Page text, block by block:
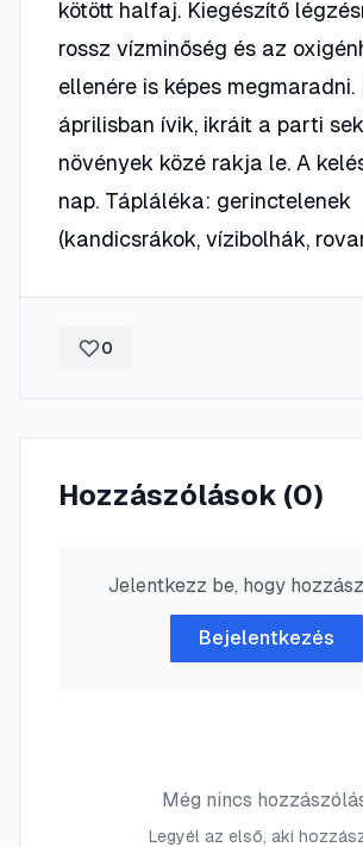
kötött halfaj. Kiegészítő
rossz vízminőség és az
ellenére is képes
áprilisban ívik, ikráit a parti
növények közé rakja le. A
nap. Tápláléka: gerinctelenek
(kandicsrákok, vízibolhák,
0
Hozzászólások (0)
Jelentkezz be, hogy
Bejelentkezés
Még nincs
Legyél az első, aki